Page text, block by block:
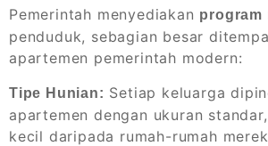
Pemerintah menyediakan program
penduduk, sebagian besar
apartemen pemerintah modern:
Tipe Hunian: Setiap keluarga
apartemen dengan ukuran
kecil daripada rumah-rumah